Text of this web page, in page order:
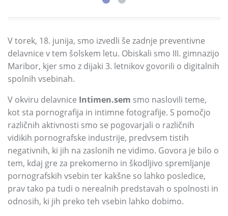
V torek, 18. junija, smo izvedli še zadnje preventivne
delavnice v tem šolskem letu. Obiskali smo III. gimnazijo
Maribor, kjer smo z dijaki 3. letnikov govorili o digitalnih
spolnih vsebinah.
V okviru delavnice Intimen.sem smo naslovili teme,
kot sta pornografija in intimne fotografije. S pomočjo
različnih aktivnosti smo se pogovarjali o različnih
vidikih pornografske industrije, predvsem tistih
negativnih, ki jih na zaslonih ne vidimo. Govora je bilo o
tem, kdaj gre za prekomerno in škodljivo spremljanje
pornografskih vsebin ter kakšne so lahko posledice,
prav tako pa tudi o nerealnih predstavah o spolnosti in
odnosih, ki jih preko teh vsebin lahko dobimo.